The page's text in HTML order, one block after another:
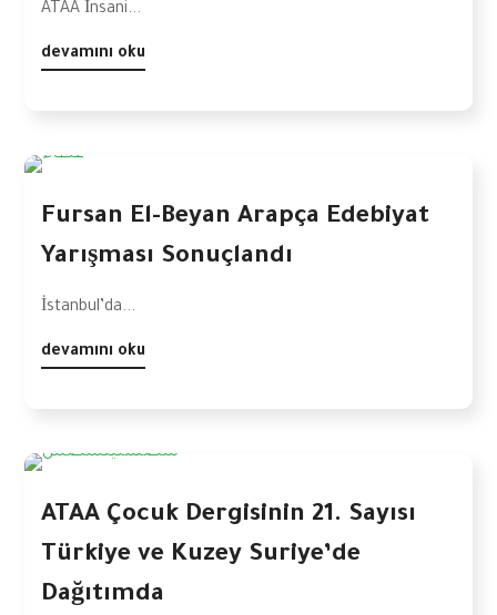
ATAA İnsani...
devamını oku
Fursan El-Beyan Arapça Edebiyat
Yarışması Sonuçlandı
İstanbul’da...
devamını oku
ATAA Çocuk Dergisinin 21. Sayısı
Türkiye ve Kuzey Suriye’de
Dağıtımda